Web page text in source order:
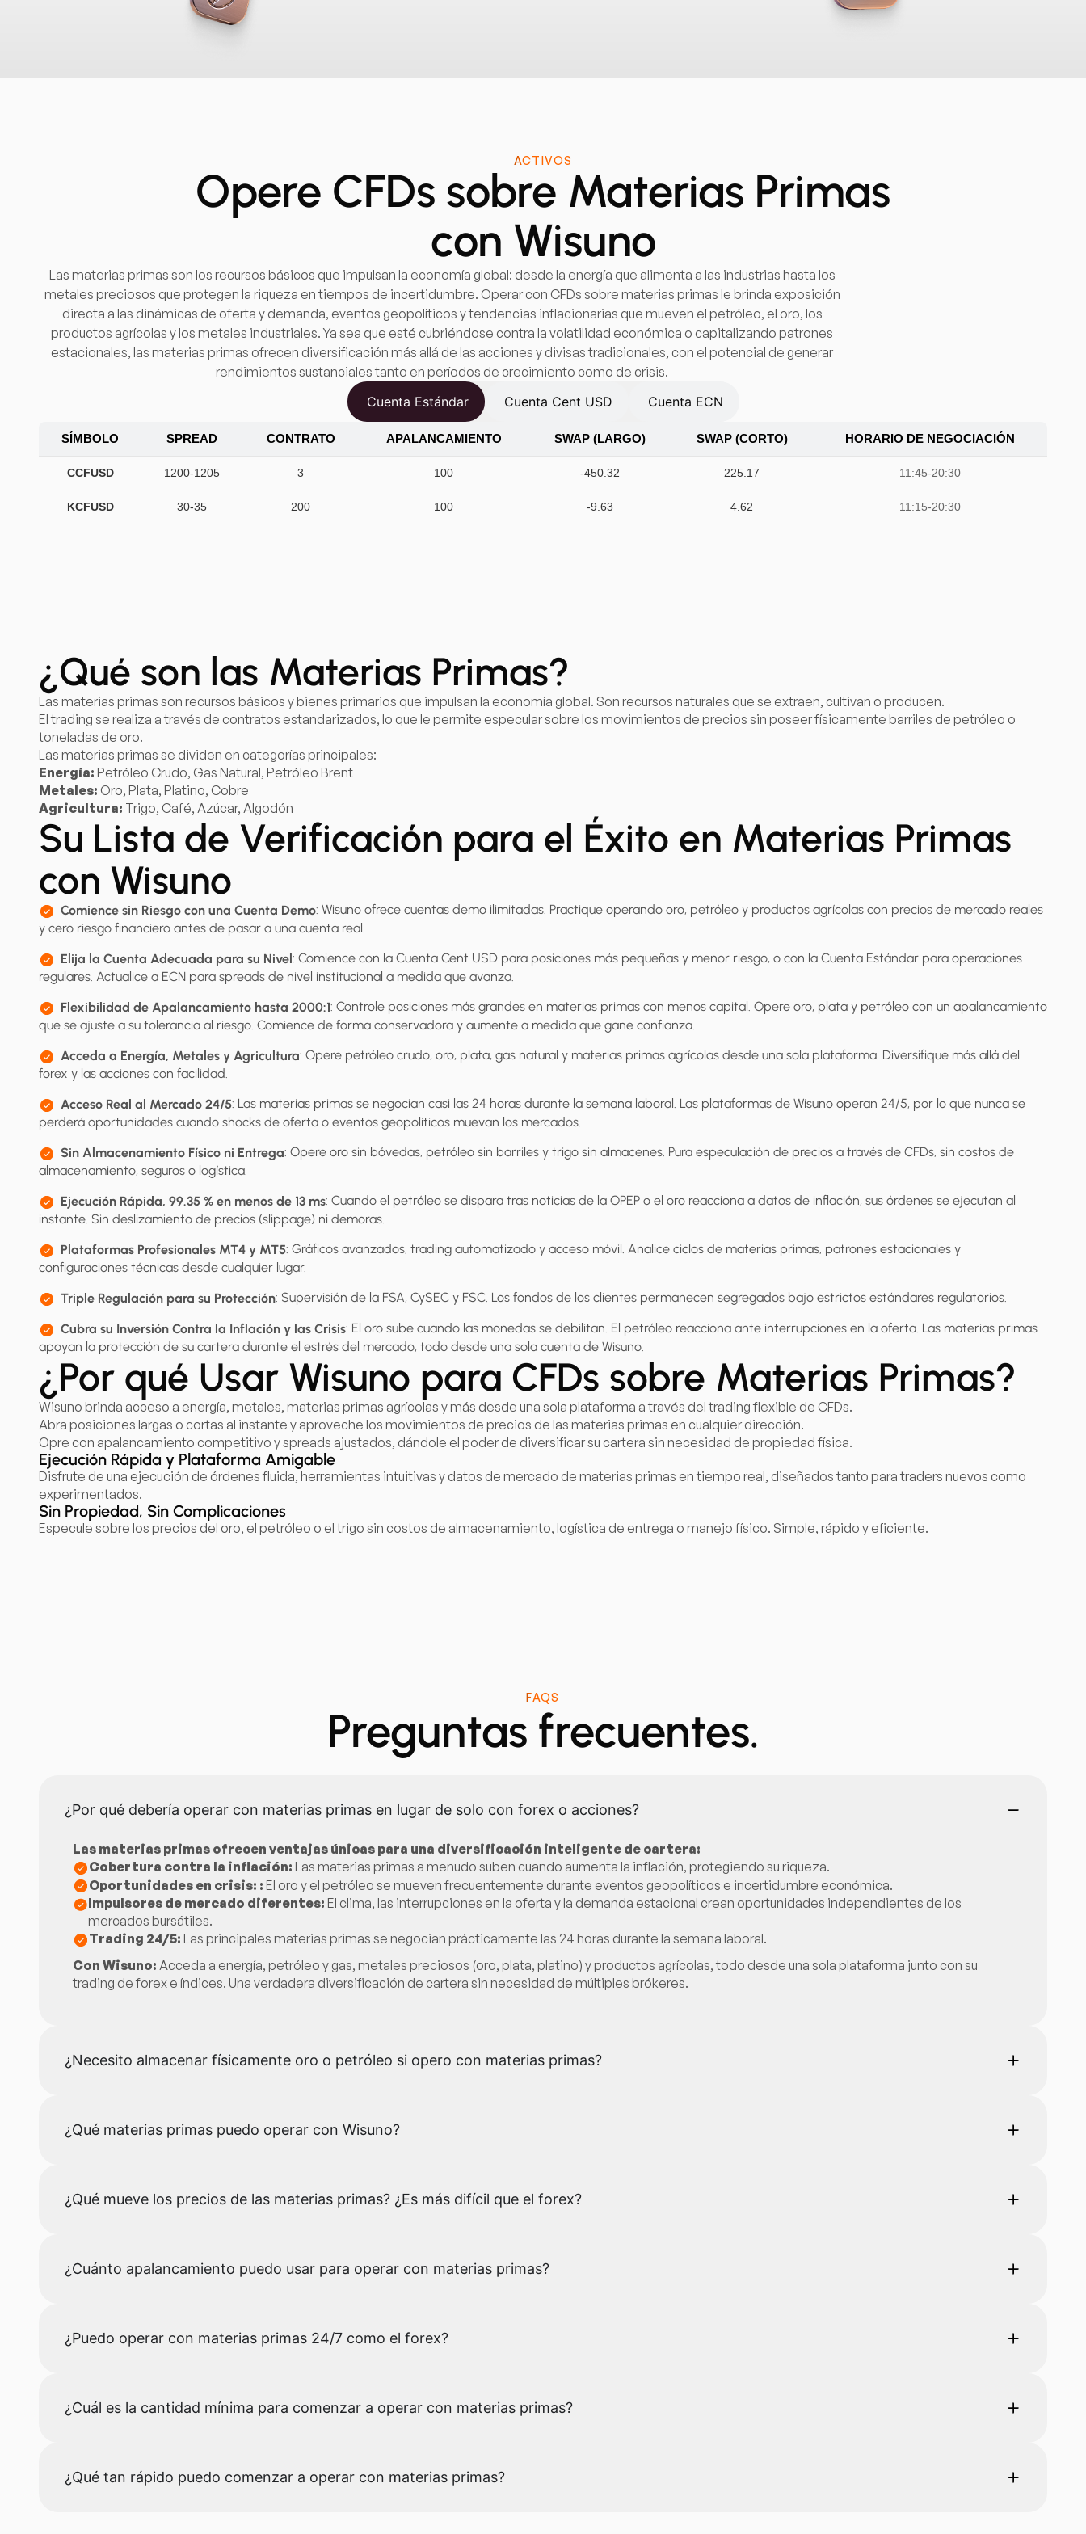
ACTIVOS
Opere CFDs sobre Materias Primas
con Wisuno
Las materias primas son los recursos básicos que impulsan la economía global: desde la energía que alimenta a las industrias hasta los
metales preciosos que protegen la riqueza en tiempos de incertidumbre. Operar con CFDs sobre materias primas le brinda exposición
directa a las dinámicas de oferta y demanda, eventos geopolíticos y tendencias inflacionarias que mueven el petróleo, el oro, los
productos agrícolas y los metales industriales. Ya sea que esté cubriéndose contra la volatilidad económica o capitalizando patrones
estacionales, las materias primas ofrecen diversificación más allá de las acciones y divisas tradicionales, con el potencial de generar
rendimientos sustanciales tanto en períodos de crecimiento como de crisis.
Cuenta Estándar
Cuenta Cent USD Cuenta ECN
SÍMBOLO SPREAD CONTRATO APALANCAMIENTO SWAP (LARGO) SWAP (CORTO) HORARIO DE NEGOCIACIÓN
CCFUSD 1200-1205 3 100 -450.32 225.17 11:45-20:30
KCFUSD 30-35 200 100 -9.63 4.62 11:15-20:30
¿Qué son las Materias Primas?
Las materias primas son recursos básicos y bienes primarios que impulsan la economía global. Son recursos naturales que se extraen, cultivan o producen.
El trading se realiza a través de contratos estandarizados, lo que le permite especular sobre los movimientos de precios sin poseer físicamente barriles de petróleo o
toneladas de oro.
Las materias primas se dividen en categorías principales:
Energía: Petróleo Crudo, Gas Natural, Petróleo Brent
Metales: Oro, Plata, Platino, Cobre
Agricultura: Trigo, Café, Azúcar, Algodón
Su Lista de Verificación para el Éxito en Materias Primas
con Wisuno
Comience sin Riesgo con una Cuenta Demo: Wisuno ofrece cuentas demo ilimitadas. Practique operando oro, petróleo y productos agrícolas con precios de mercado reales
y cero riesgo financiero antes de pasar a una cuenta real.
Elija la Cuenta Adecuada para su Nivel: Comience con la Cuenta Cent USD para posiciones más pequeñas y menor riesgo, o con la Cuenta Estándar para operaciones
regulares. Actualice a ECN para spreads de nivel institucional a medida que avanza.
Flexibilidad de Apalancamiento hasta 2000:1: Controle posiciones más grandes en materias primas con menos capital. Opere oro, plata y petróleo con un apalancamiento
que se ajuste a su tolerancia al riesgo. Comience de forma conservadora y aumente a medida que gane confianza.
Acceda a Energía, Metales y Agricultura: Opere petróleo crudo, oro, plata, gas natural y materias primas agrícolas desde una sola plataforma. Diversifique más allá del
forex y las acciones con facilidad.
Acceso Real al Mercado 24/5: Las materias primas se negocian casi las 24 horas durante la semana laboral. Las plataformas de Wisuno operan 24/5, por lo que nunca se
perderá oportunidades cuando shocks de oferta o eventos geopolíticos muevan los mercados.
Sin Almacenamiento Físico ni Entrega: Opere oro sin bóvedas, petróleo sin barriles y trigo sin almacenes. Pura especulación de precios a través de CFDs, sin costos de
almacenamiento, seguros o logística.
Ejecución Rápida, 99.35 % en menos de 13 ms: Cuando el petróleo se dispara tras noticias de la OPEP o el oro reacciona a datos de inflación, sus órdenes se ejecutan al
instante. Sin deslizamiento de precios (slippage) ni demoras.
Plataformas Profesionales MT4 y MT5: Gráficos avanzados, trading automatizado y acceso móvil. Analice ciclos de materias primas, patrones estacionales y
configuraciones técnicas desde cualquier lugar.
Triple Regulación para su Protección: Supervisión de la FSA, CySEC y FSC. Los fondos de los clientes permanecen segregados bajo estrictos estándares regulatorios.
Cubra su Inversión Contra la Inflación y las Crisis: El oro sube cuando las monedas se debilitan. El petróleo reacciona ante interrupciones en la oferta. Las materias primas
apoyan la protección de su cartera durante el estrés del mercado, todo desde una sola cuenta de Wisuno.
¿Por qué Usar Wisuno para CFDs sobre Materias Primas?
Wisuno brinda acceso a energía, metales, materias primas agrícolas y más desde una sola plataforma a través del trading flexible de CFDs.
Abra posiciones largas o cortas al instante y aproveche los movimientos de precios de las materias primas en cualquier dirección.
Opre con apalancamiento competitivo y spreads ajustados, dándole el poder de diversificar su cartera sin necesidad de propiedad física.
Ejecución Rápida y Plataforma Amigable
Disfrute de una ejecución de órdenes fluida, herramientas intuitivas y datos de mercado de materias primas en tiempo real, diseñados tanto para traders nuevos como
experimentados.
Sin Propiedad, Sin Complicaciones
Especule sobre los precios del oro, el petróleo o el trigo sin costos de almacenamiento, logística de entrega o manejo físico. Simple, rápido y eficiente.
FAQS
Preguntas frecuentes.
¿Por qué debería operar con materias primas en lugar de solo con forex o acciones?
Las materias primas ofrecen ventajas únicas para una diversificación inteligente de cartera:
Cobertura contra la inflación: Las materias primas a menudo suben cuando aumenta la inflación, protegiendo su riqueza.
Oportunidades en crisis: : El oro y el petróleo se mueven frecuentemente durante eventos geopolíticos e incertidumbre económica.
Impulsores de mercado diferentes: El clima, las interrupciones en la oferta y la demanda estacional crean oportunidades independientes de los
mercados bursátiles.
Trading 24/5: Las principales materias primas se negocian prácticamente las 24 horas durante la semana laboral.
Con Wisuno: Acceda a energía, petróleo y gas, metales preciosos (oro, plata, platino) y productos agrícolas, todo desde una sola plataforma junto con su
trading de forex e índices. Una verdadera diversificación de cartera sin necesidad de múltiples brókeres.
¿Necesito almacenar físicamente oro o petróleo si opero con materias primas?
¿Qué materias primas puedo operar con Wisuno?
¿Qué mueve los precios de las materias primas? ¿Es más difícil que el forex?
¿Cuánto apalancamiento puedo usar para operar con materias primas?
¿Puedo operar con materias primas 24/7 como el forex?
¿Cuál es la cantidad mínima para comenzar a operar con materias primas?
¿Qué tan rápido puedo comenzar a operar con materias primas?